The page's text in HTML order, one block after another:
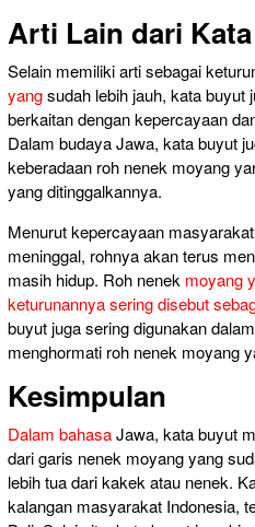
Arti Lain dari
Selain memiliki arti sebagai
yangsudah lebih jauh, kata buyut
berkaitan dengan kepercayaan
Dalam budaya Jawa, kata buyut
keberadaan roh nenek moyang
yang ditinggalkannya.
Menurut kepercayaan
meninggal, rohnya akan terus
masih hidup. Roh nenek moyang
keturunannya sering disebut
buyut juga sering digunakan
menghormati roh nenek moyang
Kesimpulan
Dalam bahasaJawa, kata buyut
dari garis nenek moyang yang
lebih tua dari kakek atau nenek.
kalangan masyarakat Indonesia,